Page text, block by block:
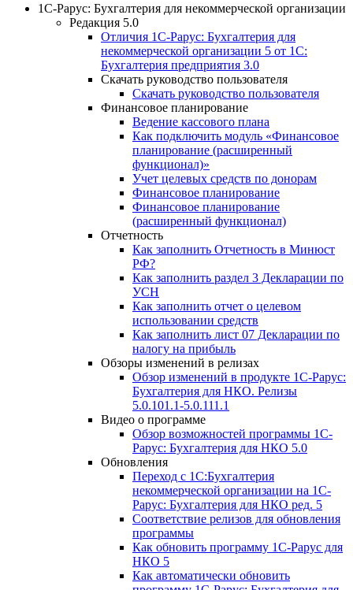
1С-Рарус: Бухгалтерия для некоммерческой организации
Редакция 5.0
Отличия 1С-Рарус: Бухгалтерия для
некоммерческой организации 5 от 1С:
Бухгалтерия предприятия 3.0
Скачать руководство пользователя
Скачать руководство пользователя
Финансовое планирование
Ведение кассового плана
Как подключить модуль «Финансовое
планирование (расширенный
функционал)»
Учет целевых средств по донорам
Финансовое планирование
Финансовое планирование
(расширенный функционал)
Отчетность
Как заполнить Отчетность в Минюст
РФ?
Как заполнить раздел 3 Декларации по
УСН
Как заполнить отчет о целевом
использовании средств
Как заполнить лист 07 Декларации по
налогу на прибыль
Обзоры изменений в релизах
Обзор изменений в продукте 1С-Рарус:
Бухгалтерия для НКО. Релизы
5.0.101.1-5.0.111.1
Видео о программе
Обзор возможностей программы 1С-
Рарус: Бухгалтерия для НКО 5.0
Обновления
Переход с 1С:Бухгалтерия
некоммерческой организации на 1С-
Рарус: Бухгалтерия для НКО ред. 5
Соответствие релизов для обновления
программы
Как обновить программу 1С-Рарус для
НКО 5
Как автоматически обновить